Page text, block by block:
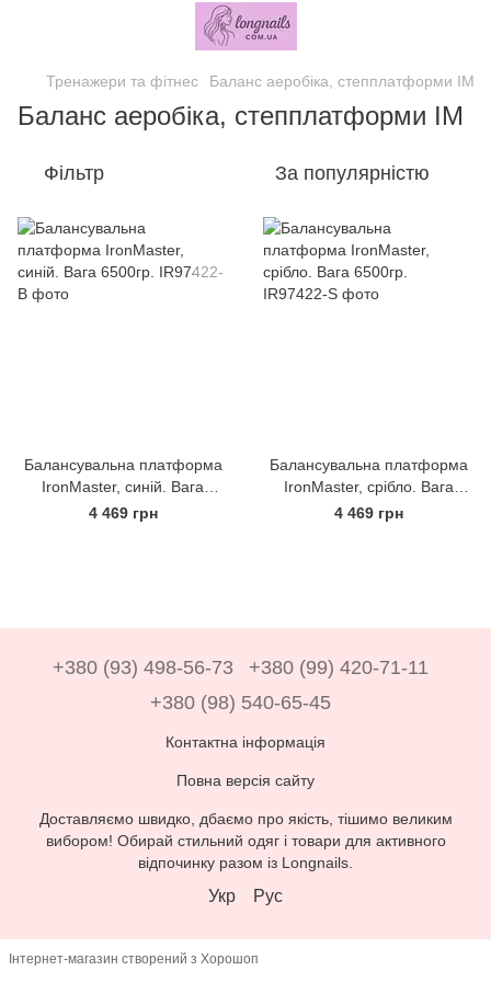
Тренажери та фітнес Баланс аеробіка, степплатформи IM
Баланс аеробіка, степплатформи IM
Фільтр За популярністю
Балансувальна платформа
IronMaster, синій. Вага
6500гр.
4 469 грн
Балансувальна платформа
IronMaster, срібло. Вага
6500гр.
4 469 грн
+380 (93) 498-56-73
+380 (99) 420-71-11
+380 (98) 540-65-45
Контактна інформація
Повна версія сайту
Доставляємо швидко, дбаємо про якість, тішимо великим
вибором! Обирай стильний одяг і товари для активного
відпочинку разом із Longnails.
Укр Рус
Інтернет-магазин створений з Хорошоп